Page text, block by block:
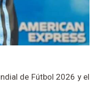
de Fútbol 2026 y el